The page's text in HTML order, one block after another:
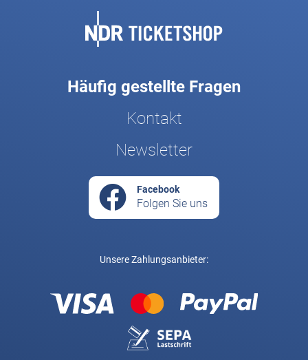
Häufig gestellte Fragen
Kontakt
Newsletter
Facebook
Folgen Sie uns
Unsere Zahlungsanbieter: